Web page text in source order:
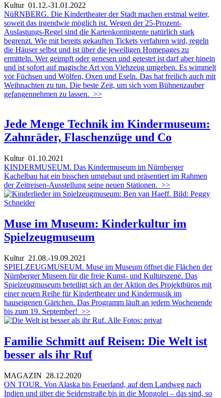
Kultur01.12.-31.01.2022
NüRNBERG. Die Kindertheater der Stadt machen erstmal weiter,
soweit das irgendwie möglich ist. Wegen der 25-Prozent-
Auslastungs-Regel sind die Kartenkontingente natürlich stark
begrenzt. Wie mit bereits gekauften Tickets verfahren wird, regeln
die Häuser selbst und ist über die jeweiligen Homepages zu
ermitteln. Wer geimpft oder genesen und getestet ist darf aber hinein
und ist sofort auf magische Art von Viehzeug umgeben. Es wimmelt
vor Füchsen und Wölfen, Oxen und Eseln. Das hat freilich auch mit
Weihnachten zu tun. Die beste Zeit, um sich vom Bühnenzauber
gefangennehmen zu lassen. >>
Jede Menge Technik im Kindermuseum:
Zahnräder, Flaschenzüge und Co
Kultur01.10.2021
KINDERMUSEUM. Das Kindermuseum im Nürnberger
Kachelbau hat ein bisschen umgebaut und präsentiert im Rahmen
der Zeitreisen-Ausstellung seine neuen Stationen. >>
Muse im Museum: Kinderkultur im
Spielzeugmuseum
Kultur21.08.-19.09.2021
SPIELZEUGMUSEUM. Muse im Museum öffnet die Flächen der
Nürnberger Museen für die freie Kunst- und Kulturszene. Das
Spielzeugmuseum beteiligt sich an der Aktion des Projektbüros mit
einer neuen Reihe für Kindertheater und Kindermusik im
hauseigenen Gärtchen. Das Programm läuft an jedem Wochenende
bis zum 19. September! >>
Familie Schmitt auf Reisen: Die Welt ist
besser als ihr Ruf
MAGAZIN 28.12.2020
ON TOUR. Von Alaska bis Feuerland, auf dem Landweg nach
Indien und über die Seidenstraße bis in die Mongolei – das sind, so